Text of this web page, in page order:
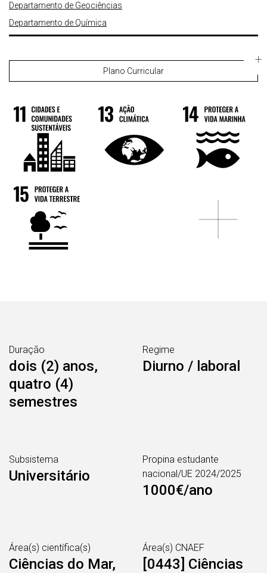
Departamento de Geociências
Departamento de Química
Plano Curricular
Duração
dois (2) anos,
quatro (4)
semestres
Regime
Diurno / laboral
Subsistema
Universitário
Propina estudante
nacional/UE 2024/2025
1000€/ano
Área(s) científica(s)
Ciências do Mar,
Área(s) CNAEF
[0443] Ciências